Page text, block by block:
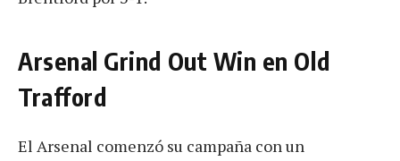
Arsenal Grind Out Win en Old
Trafford
El Arsenal comenzó su campaña con un